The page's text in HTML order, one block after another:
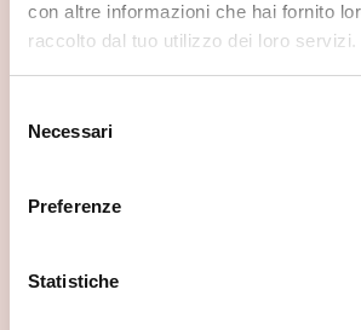
con altre informazioni che hai fornito
raccolto dal tuo utilizzo dei loro servizi.
delNecessari
Preferenze
Statistiche
Galleria storica Vigili del
Chiavenna